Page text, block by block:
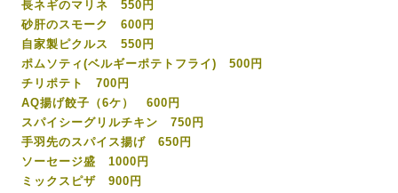
長ネギのマリネ 550円
砂肝のスモーク 600円
自家製ピクルス 550円
ポムソティ(ベルギーポテトフライ) 500円
チリポテト 700円
AQ揚げ餃子（6ケ） 600円
スパイシーグリルチキン 750円
手羽先のスパイス揚げ 650円
ソーセージ盛 1000円
ミックスピザ 900円